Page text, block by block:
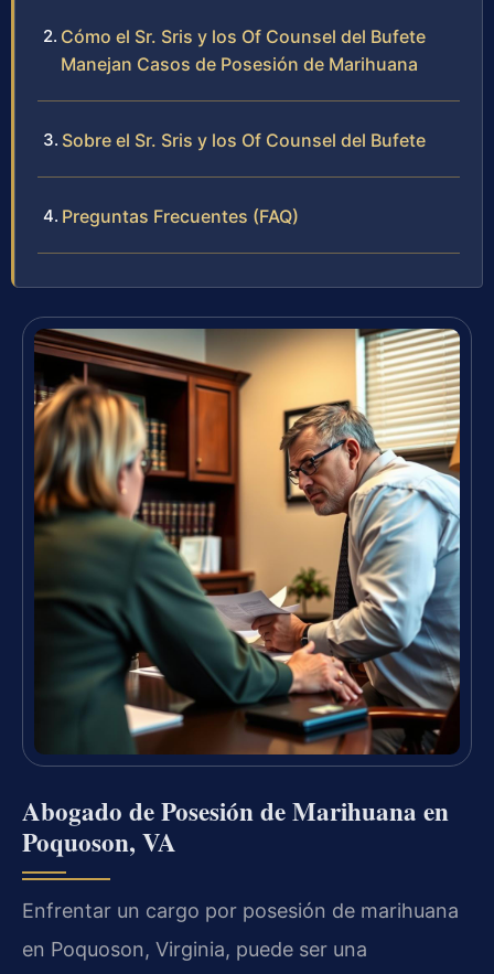
Cómo el Sr. Sris y los Of Counsel del Bufete
Manejan Casos de Posesión de Marihuana
Sobre el Sr. Sris y los Of Counsel del Bufete
Preguntas Frecuentes (FAQ)
Abogado de Posesión de Marihuana en
Poquoson, VA
Enfrentar un cargo por posesión de marihuana
en Poquoson, Virginia, puede ser una